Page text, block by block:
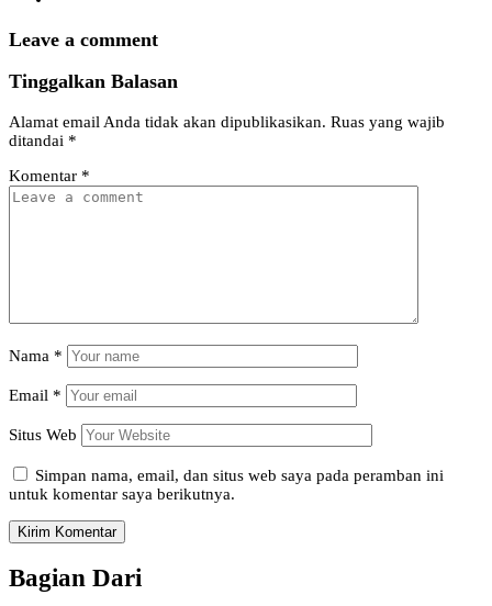
Leave a comment
Tinggalkan Balasan
Alamat email Anda tidak akan dipublikasikan. Ruas yang wajib
ditandai *
Komentar *
Nama *
Email *
Situs Web
Simpan nama, email, dan situs web saya pada peramban ini
untuk komentar saya berikutnya.
Bagian Dari